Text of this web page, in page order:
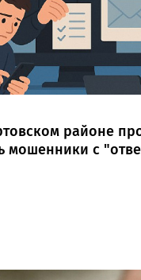
районе
мошенники с